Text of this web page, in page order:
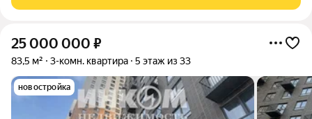
25 000 000 ₽
83,5 м² 3-комн. квартира 5 этаж из 33
новостройка